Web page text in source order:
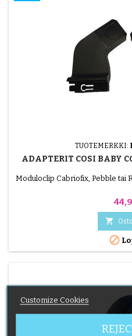
TUOTEMERKKI:
ADAPTERIT COSI BABY
Moduloclip Cabriofix, Pebble tai


Customize Cookies